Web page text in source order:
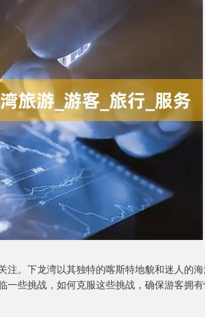
。下龙湾以其独特的喀斯特地貌和迷人的
些挑战，如何克服这些挑战，确保游客拥